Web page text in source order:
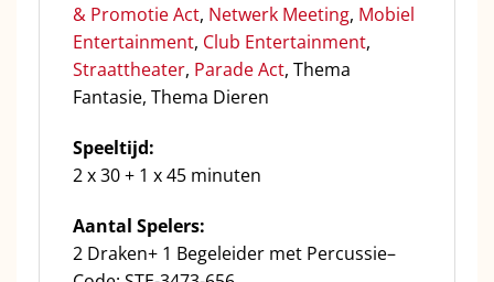
& Promotie Act, Netwerk Meeting, Mobiel
Entertainment, Club Entertainment,
Straattheater, Parade Act, Thema
Fantasie, Thema Dieren
Speeltijd:
2 x 30 + 1 x 45 minuten
Aantal Spelers:
2 Draken+ 1 Begeleider met Percussie–